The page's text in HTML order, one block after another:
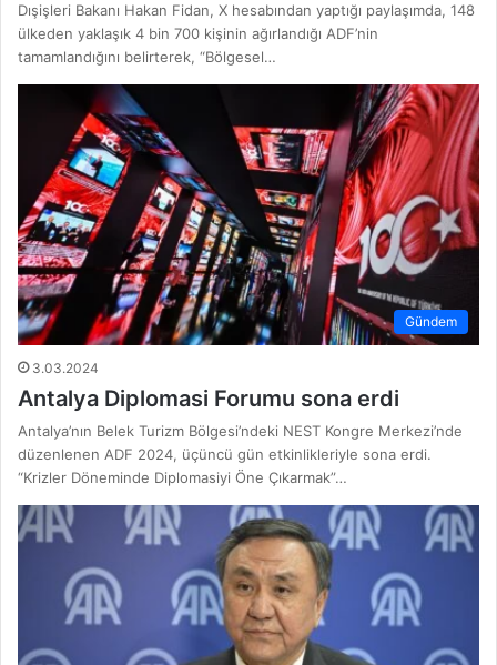
Dışişleri Bakanı Hakan Fidan, X hesabından yaptığı paylaşımda, 148
ülkeden yaklaşık 4 bin 700 kişinin ağırlandığı ADF’nin
tamamlandığını belirterek, “Bölgesel…
Gündem
3.03.2024
Antalya Diplomasi Forumu sona erdi
Antalya’nın Belek Turizm Bölgesi’ndeki NEST Kongre Merkezi’nde
düzenlenen ADF 2024, üçüncü gün etkinlikleriyle sona erdi.
“Krizler Döneminde Diplomasiyi Öne Çıkarmak”…